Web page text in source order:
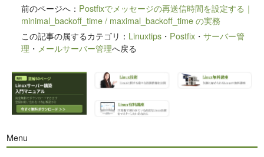
前のページへ： Postfixでメッセージの再送信時間を設定する｜
minimal_backoff_time / maximal_backoff_time の実務
この記事の属するカテゴリ： Linuxtips ・ Postfix ・サーバー管
理 ・ メールサーバー管理へ戻る
Menu